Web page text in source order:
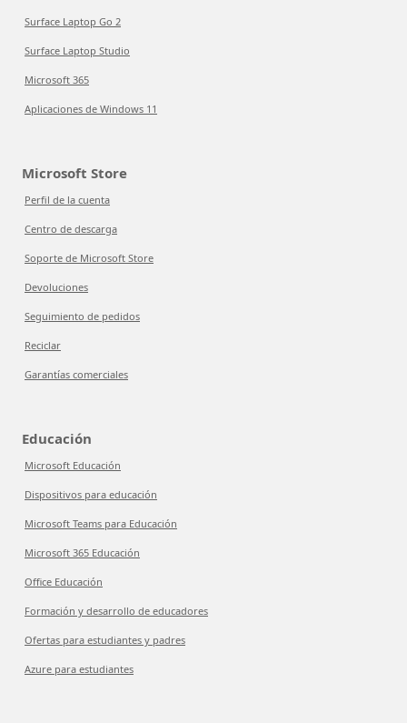
Surface Laptop Go 2
Surface Laptop Studio
Microsoft 365
Aplicaciones de Windows 11
Microsoft Store
Perfil de la cuenta
Centro de descarga
Soporte de Microsoft Store
Devoluciones
Seguimiento de pedidos
Reciclar
Garantías comerciales
Educación
Microsoft Educación
Dispositivos para educación
Microsoft Teams para Educación
Microsoft 365 Educación
Office Educación
Formación y desarrollo de educadores
Ofertas para estudiantes y padres
Azure para estudiantes